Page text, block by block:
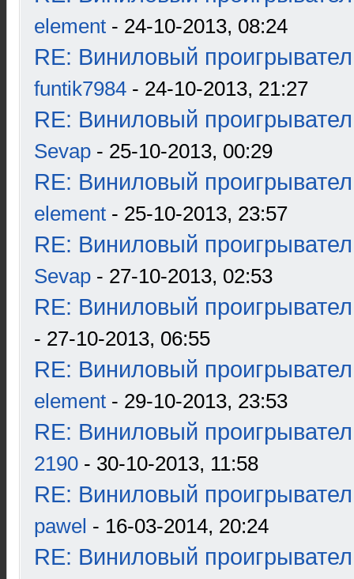
element - 24-10-2013, 08:24
RE: Виниловый
funtik7984 - 24-10-2013, 21:27
RE: Виниловый
Sevap - 25-10-2013, 00:29
RE: Виниловый
element - 25-10-2013, 23:57
RE: Виниловый
Sevap - 27-10-2013, 02:53
RE: Виниловый
- 27-10-2013, 06:55
RE: Виниловый
element - 29-10-2013, 23:53
RE: Виниловый
2190 - 30-10-2013, 11:58
RE: Виниловый
pawel - 16-03-2014, 20:24
RE: Виниловый